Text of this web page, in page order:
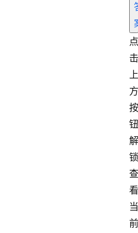
点
击
上
方
按
钮
解
锁
查
看
当
前